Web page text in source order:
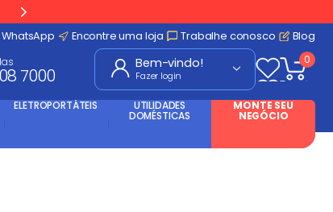
WhatsApp
Encontre uma loja Trabalhe conosco Blog
7000 Fazer login
0
ELETROPORTÁTEIS UTILIDADES
DOMÉSTICAS
MONTE SEU
NEGÓCIO